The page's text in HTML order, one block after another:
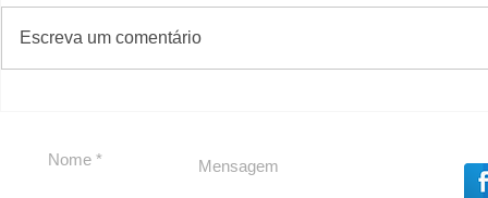
Solteirou!
Escreva um comentário
#Sugestões